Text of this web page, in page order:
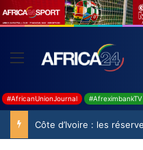
#AfricanUnionJournal #AfreximbankTV